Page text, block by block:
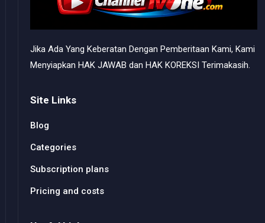
Jika Ada Yang Keberatan Dengan Pemberitaan Kami, Kami
Menyiapkan HAK JAWAB dan HAK KOREKSI Terimakasih.
Site Links
Blog
Categories
Subscription plans
Pricing and costs